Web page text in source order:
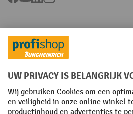
Talen
FR NL
Algemene verkoopvoorwaarden